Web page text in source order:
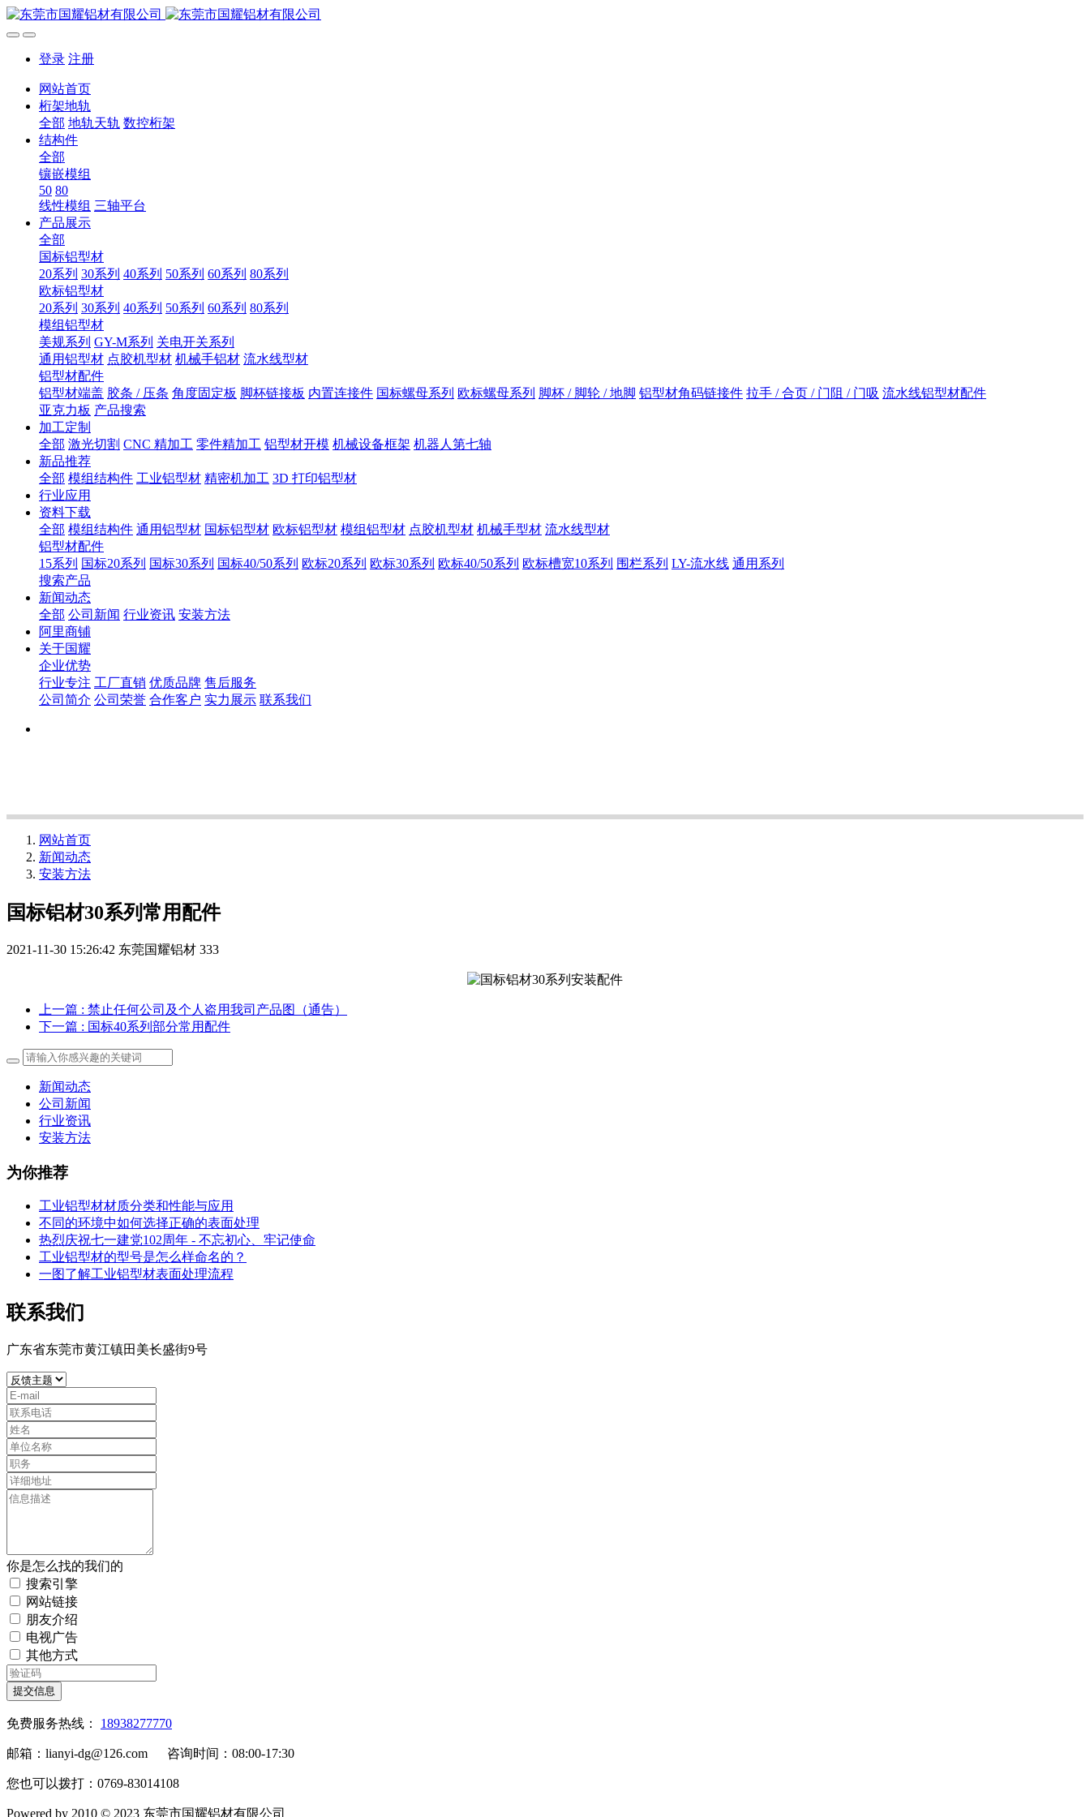
登录 注册
网站首页
桁架地轨
全部 地轨天轨 数控桁架
结构件
全部
镶嵌模组
50 80
线性模组 三轴平台
产品展示
全部
国标铝型材
20系列 30系列 40系列 50系列 60系列 80系列
欧标铝型材
20系列 30系列 40系列 50系列 60系列 80系列
模组铝型材
美规系列 GY-M系列 关电开关系列
通用铝型材 点胶机型材 机械手铝材 流水线型材
铝型材配件
铝型材端盖 胶条 / 压条 角度固定板 脚杯链接板 内置连接件 国标螺母系列 欧标螺母系列 脚杯 / 脚轮 / 地脚 铝型材角码链接件 拉手 / 合页 / 门阻 / 门吸 流水线铝型材配件
亚克力板 产品搜索
加工定制
全部 激光切割 CNC 精加工 零件精加工 铝型材开模 机械设备框架 机器人第七轴
新品推荐
全部 模组结构件 工业铝型材 精密机加工 3D 打印铝型材
行业应用
资料下载
全部 模组结构件 通用铝型材 国标铝型材 欧标铝型材 模组铝型材 点胶机型材 机械手型材 流水线型材
铝型材配件
15系列 国标20系列 国标30系列 国标40/50系列 欧标20系列 欧标30系列 欧标40/50系列 欧标槽宽10系列 围栏系列 LY-流水线 通用系列
搜索产品
新闻动态
全部 公司新闻 行业资讯 安装方法
阿里商铺
关于国耀
企业优势
行业专注 工厂直销 优质品牌 售后服务
公司简介 公司荣誉 合作客户 实力展示 联系我们
网站首页
新闻动态
安装方法
国标铝材30系列常用配件
2021-11-30 15:26:42 东莞国耀铝材 333
上一篇 : 禁止任何公司及个人盗用我司产品图（通告）
下一篇 : 国标40系列部分常用配件
新闻动态
公司新闻
行业资讯
安装方法
为你推荐
工业铝型材材质分类和性能与应用
不同的环境中如何选择正确的表面处理
热烈庆祝七一建党102周年 - 不忘初心、牢记使命
工业铝型材的型号是怎么样命名的？
一图了解工业铝型材表面处理流程
联系我们
广东省东莞市黄江镇田美长盛街9号
你是怎么找的我们的
搜索引擎
网站链接
朋友介绍
电视广告
其他方式
提交信息
免费服务热线： 18938277770
邮箱：lianyi-dg@126.com 咨询时间：08:00-17:30
您也可以拨打：0769-83014108
Powered by 2010 © 2023 东莞市国耀铝材有限公司